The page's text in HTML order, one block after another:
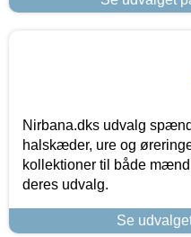
Nirbana.dks udvalg
halskæder, ure og
kollektioner til både
deres udvalg.
Se